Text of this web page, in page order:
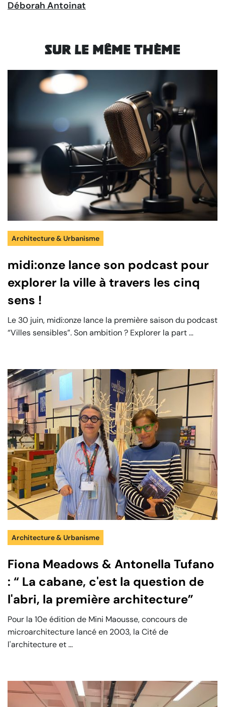
Déborah Antoinat
Sur le même thème
Architecture & Urbanisme
midi:onze lance son podcast pour
explorer la ville à travers les cinq
sens !
Le 30 juin, midi:onze lance la première saison du podcast
“Villes sensibles”. Son ambition ? Explorer la part ...
Architecture & Urbanisme
Fiona Meadows & Antonella Tufano
: “ La cabane, c'est la question de
l'abri, la première architecture”
Pour la 10e édition de Mini Maousse, concours de
microarchitecture lancé en 2003, la Cité de
l'architecture et ...